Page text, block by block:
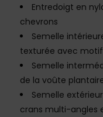
Entredoigt en
chevrons
Semelle
texturée avec
Semelle
de la voûte
Semelle
crans multi-angles